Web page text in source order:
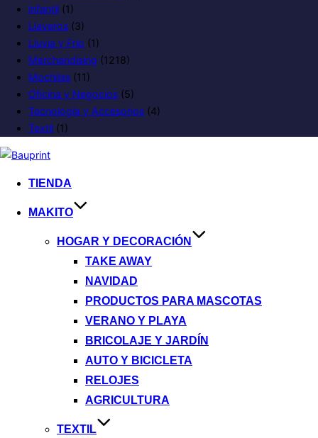
infantil (1)
Llaveros (3)
Lluvia y Frio (1)
Merchandising (1218)
Mochilas (11)
Oficina y Negocios (5)
Tecnología y Accesorios (4)
Textil (1)
TIENDA
MAKITO
HOGAR Y DECORACIÓN
TAKE AWAY
NAVIDAD
PRODUCTOS PARA MASCOTAS
VERANO Y PLAYA
BRICOLAJE Y JARDÍN
AUTO Y BICICLETA
RELOJES
AGRICULTURA
TEXTIL